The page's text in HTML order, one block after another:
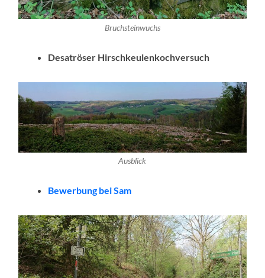
Bruchsteinwuchs
Desatröser Hirschkeulenkochversuch
Ausblick
Bewerbung bei Sam